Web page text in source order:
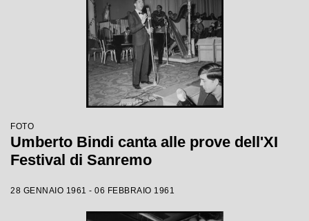
FOTO
Umberto Bindi canta alle prove dell'XI
Festival di Sanremo
28 GENNAIO 1961 - 06 FEBBRAIO 1961